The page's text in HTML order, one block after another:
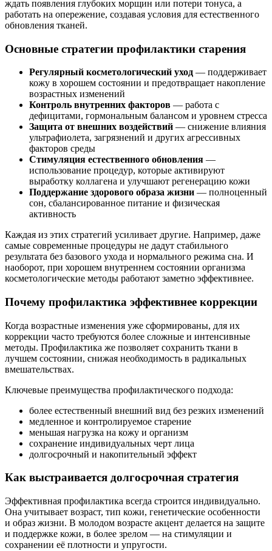
ждать появления глубоких морщин или потери тонуса, а
работать на опережение, создавая условия для естественного
обновления тканей.
Основные стратегии профилактики старения
Регулярный косметологический уход — поддерживает
кожу в хорошем состоянии и предотвращает накопление
возрастных изменений
Контроль внутренних факторов — работа с
дефицитами, гормональным балансом и уровнем стресса
Защита от внешних воздействий — снижение влияния
ультрафиолета, загрязнений и других агрессивных
факторов среды
Стимуляция естественного обновления —
использование процедур, которые активируют
выработку коллагена и улучшают регенерацию кожи
Поддержание здорового образа жизни — полноценный
сон, сбалансированное питание и физическая
активность
Каждая из этих стратегий усиливает другие. Например, даже
самые современные процедуры не дадут стабильного
результата без базового ухода и нормального режима сна. И
наоборот, при хорошем внутреннем состоянии организма
косметологические методы работают заметно эффективнее.
Почему профилактика эффективнее коррекции
Когда возрастные изменения уже сформированы, для их
коррекции часто требуются более сложные и интенсивные
методы. Профилактика же позволяет сохранить ткани в
лучшем состоянии, снижая необходимость в радикальных
вмешательствах.
Ключевые преимущества профилактического подхода:
более естественный внешний вид без резких изменений
медленное и контролируемое старение
меньшая нагрузка на кожу и организм
сохранение индивидуальных черт лица
долгосрочный и накопительный эффект
Как выстраивается долгосрочная стратегия
Эффективная профилактика всегда строится индивидуально.
Она учитывает возраст, тип кожи, генетические особенности
и образ жизни. В молодом возрасте акцент делается на защите
и поддержке кожи, в более зрелом — на стимуляции и
сохранении её плотности и упругости.